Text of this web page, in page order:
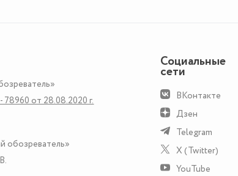
от 28.08.2020 г.
обозреватель»
Социальные
сети
ВКонтакте
Дзен
Telegram
X (Twitter)
YouTube